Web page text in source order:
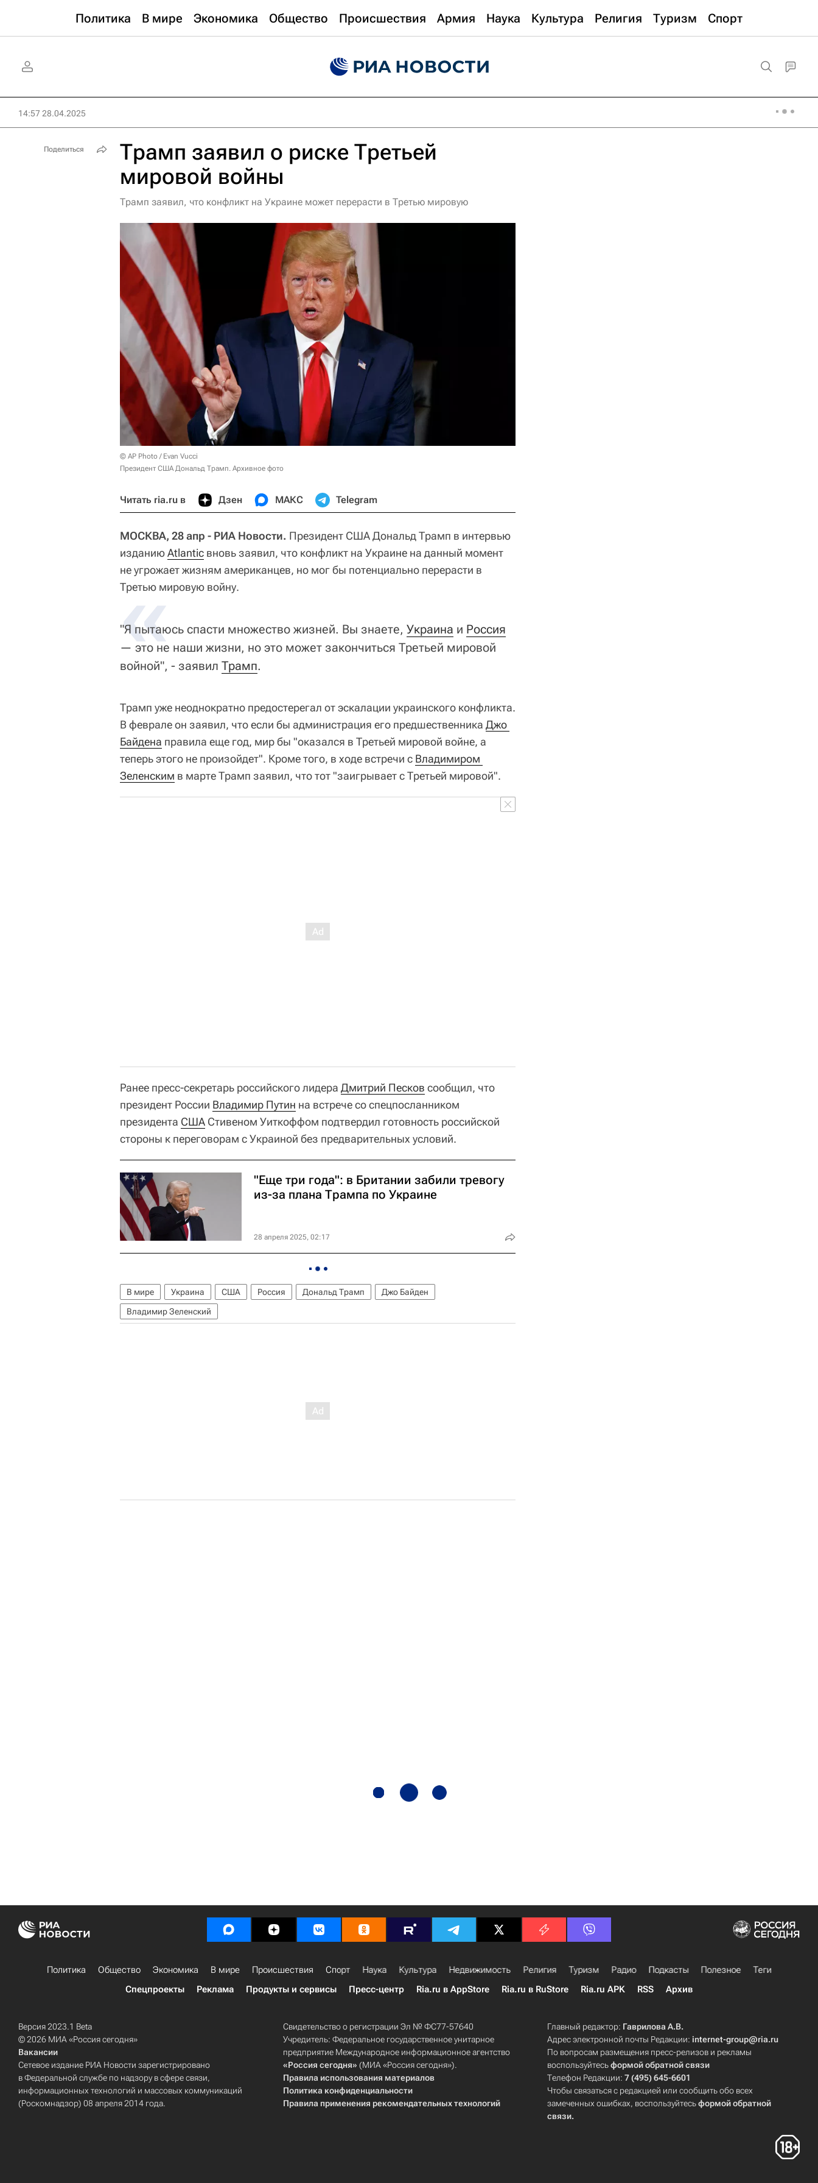
Политика В мире Экономика Общество Происшествия Армия Наука Культура Религия Туризм Спорт
14:57 28.04.2025
Трамп заявил о риске Третьей
мировой войны
Трамп заявил, что конфликт на Украине может перерасти в Третью мировую
© AP Photo / Evan Vucci
Президент США Дональд Трамп. Архивное фото
Читать ria.ru в Дзен МАКС Telegram
МОСКВА, 28 апр - РИА Новости. Президент США Дональд Трамп в интервью
изданиюAtlantic вновь заявил, что конфликт на Украине на данный момент
не угрожает жизням американцев, но мог бы потенциально перерасти в
Третью мировую войну.
«
"Я пытаюсь спасти множество жизней. Вы знаете, Украина и Россия
— это не наши жизни, но это может закончиться Третьей мировой
войной", - заявил Трамп.
Трамп уже неоднократно предостерегал от эскалации украинского конфликта.
В феврале он заявил, что если бы администрация его предшественника Джо
Байдена правила еще год, мир бы "оказался в Третьей мировой войне, а
теперь этого не произойдет". Кроме того, в ходе встречи с Владимиром
Зеленским в марте Трамп заявил, что тот "заигрывает с Третьей мировой".
Ранее пресс-секретарь российского лидера Дмитрий Песков сообщил, что
президент России Владимир Путин на встрече со спецпосланником
президента США Стивеном Уиткоффом подтвердил готовность российской
стороны к переговорам с Украиной без предварительных условий.
"Еще три года": в Британии забили тревогу
из-за плана Трампа по Украине
28 апреля 2025, 02:17
В мире Украина США Россия Дональд Трамп
Джо Байден
Владимир Зеленский
Поделиться
Политика Общество Экономика В мире Происшествия Спорт Наука Культура Недвижимость Религия Туризм Радио Подкасты Полезное
Теги
Спецпроекты
Реклама Продукты и сервисы Пресс-центр Ria.ru в AppStore Ria.ru в RuStore Ria.ru APK RSS Архив
Версия 2023.1 Beta
© 2026 МИА «Россия сегодня»
Вакансии
Сетевое издание РИА Новости зарегистрировано
в Федеральной службе по надзору в сфере связи,
информационных технологий и массовых коммуникаций
(Роскомнадзор) 08 апреля 2014 года.
Свидетельство о регистрации Эл № ФС77-57640
Учредитель: Федеральное государственное унитарное
предприятие Международное информационное агентство
«Россия сегодня» (МИА «Россия сегодня»).
Правила использования материалов
Политика конфиденциальности
Правила применения рекомендательных технологий
Главный редактор: Гаврилова А.В.
Адрес электронной почты Редакции:internet-group@ria.ru
По вопросам размещения пресс-релизов и рекламы
воспользуйтесьформой обратной связи
Телефон Редакции:7 (495) 645-6601
Чтобы связаться с редакцией или сообщить обо всех
замеченных ошибках, воспользуйтесьформой обратной
связи.